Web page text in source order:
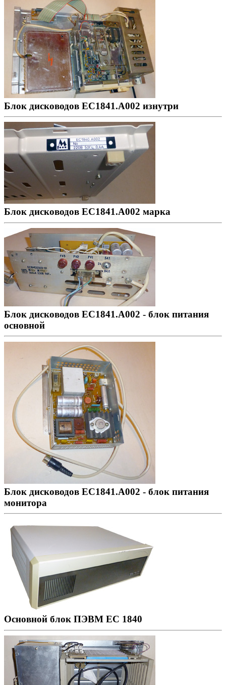
Блок дисководов ЕС1841.А002 изнутри
Блок дисководов ЕС1841.А002 марка
Блок дисководов ЕС1841.А002 - блок питания
основной
Блок дисководов ЕС1841.А002 - блок питания
монитора
Основной блок ПЭВМ ЕС 1840